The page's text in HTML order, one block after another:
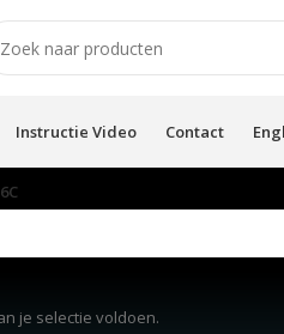
Instructie Video Contact
je selectie voldoen.